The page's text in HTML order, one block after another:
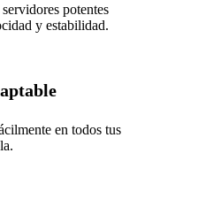
potentes
y estabilidad.
en todos tus